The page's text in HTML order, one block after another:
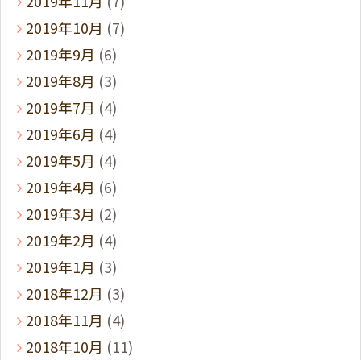
2019年10月 (7)
2019年9月 (6)
2019年8月 (3)
2019年7月 (4)
2019年6月 (4)
2019年5月 (4)
2019年4月 (6)
2019年3月 (2)
2019年2月 (4)
2019年1月 (3)
2018年12月 (3)
2018年11月 (4)
2018年10月 (11)